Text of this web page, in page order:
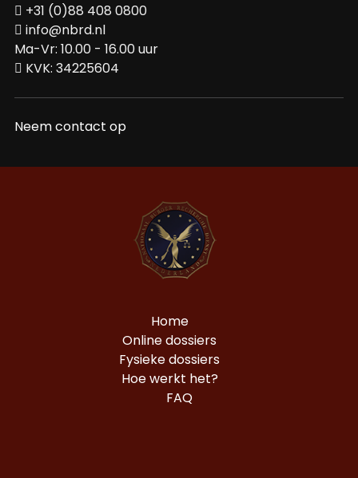
+31 (0)88 408 0800
info@nbrd.nl
Ma-Vr: 10.00 - 16.00 uur
KVK: 34225604
Neem contact op
Home
Online dossiers
Fysieke dossiers
Hoe werkt het?
FAQ